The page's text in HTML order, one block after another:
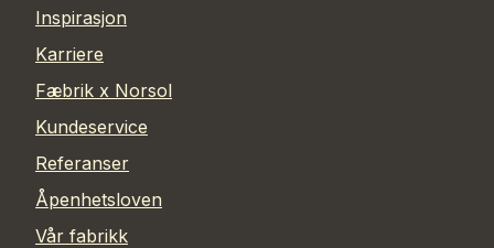
Inspirasjon
Karriere
Fæbrik x Norsol
Kundeservice
Referanser
Åpenhetsloven
Vår fabrikk